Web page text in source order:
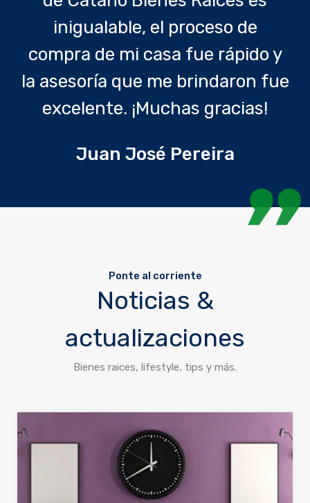
inigualable, el proceso de
compra de mi casa fue rápido y
la asesoría que me brindaron fue
excelente. ¡Muchas gracias!
Juan José Pereira
Ponte al corriente
Noticias &
actualizaciones
Bienes raices, lifestyle, tips y más.